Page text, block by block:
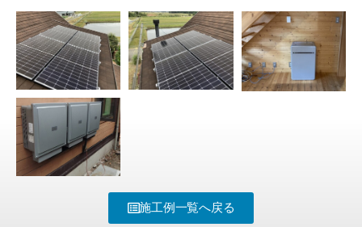
施工例一覧へ戻る